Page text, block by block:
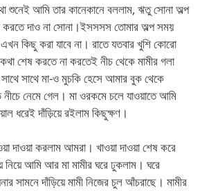
শুনেই আমি তার কানেকানে বললাম, ঋতু সোনা অল্প
দাও না সোনা।ইসসসস তোমার অল্প সময়
কিছু করা যাবে না। রাতে যতবার খুশি কোরো
শেষ করতে না করতেই নীচ থেকে মামীর গলা
সাথে মা-ও মুচকি হেসে আমার বুক থেকে
নীচে নেমে গেল। মা ওরকমে চলে যাওয়াতে আমি
ধরেই দাঁড়িয়ে রইলাম কিছুক্ষণ।
দাওয়া করলাম আমরা। খাওয়া দাওয়া শেষ করে
নিয়ে আমি আর মা মামীর ঘরে ঢুকলাম। ঘরে
সামনে দাঁড়িয়ে মামী নিজের চুল আঁচরাছে। মামীর